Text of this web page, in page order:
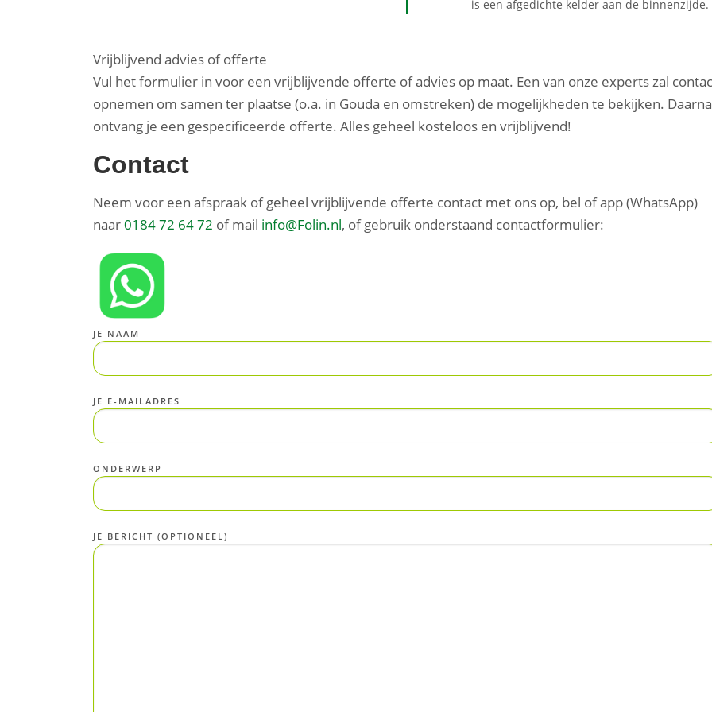
is een afgedichte kelder aan de binnenzijde.
Vrijblijvend advies of offerte
Vul het formulier in voor een vrijblijvende offerte of advies op maat. Een van onze experts zal
opnemen om samen ter plaatse (o.a. in Gouda en omstreken) de mogelijkheden te bekijken. Daarna
ontvang je een gespecificeerde offerte. Alles geheel kosteloos en vrijblijvend!
Contact
Neem voor een afspraak of geheel vrijblijvende offerte contact met ons op, bel of app (WhatsApp)
naar0184 72 64 72 of mail info@Folin.nl, of gebruik onderstaand contactformulier:
JE NAAM
JE E-MAILADRES
ONDERWERP
JE BERICHT (OPTIONEEL)